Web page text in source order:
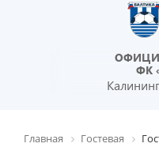
ФК
Главная Гостевая